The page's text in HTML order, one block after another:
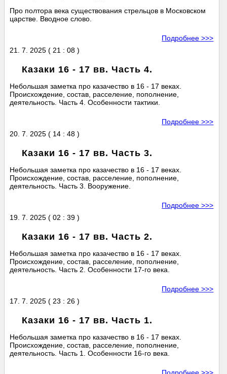
Про полтора века существования стрельцов в Московском
царстве. Вводное слово.
Подробнее >>>
21. 7. 2025 ( 21 : 08 )
Казаки 16 - 17 вв. Часть 4.
Небольшая заметка про казачество в 16 - 17 веках.
Происхождение, состав, расселение, пополнение,
деятельность. Часть 4. Особенности тактики.
Подробнее >>>
20. 7. 2025 ( 14 : 48 )
Казаки 16 - 17 вв. Часть 3.
Небольшая заметка про казачество в 16 - 17 веках.
Происхождение, состав, расселение, пополнение,
деятельность. Часть 3. Вооружение.
Подробнее >>>
19. 7. 2025 ( 02 : 39 )
Казаки 16 - 17 вв. Часть 2.
Небольшая заметка про казачество в 16 - 17 веках.
Происхождение, состав, расселение, пополнение,
деятельность. Часть 2. Особенности 17-го века.
Подробнее >>>
17. 7. 2025 ( 23 : 26 )
Казаки 16 - 17 вв. Часть 1.
Небольшая заметка про казачество в 16 - 17 веках.
Происхождение, состав, расселение, пополнение,
деятельность. Часть 1. Особенности 16-го века.